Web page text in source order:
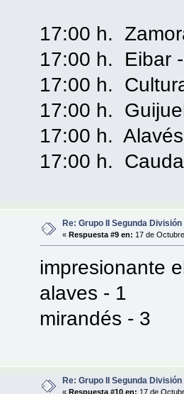
17:00 h.
17:00 h. Eibar
17:00 h.
17:00 h.
17:00 h.
17:00 h.
Re: Grupo II Segunda
«Respuesta #9 en: 17 de
impresionante
alaves - 1
mirandés - 3
Re: Grupo II Segunda
«Respuesta #10 en: 17 de